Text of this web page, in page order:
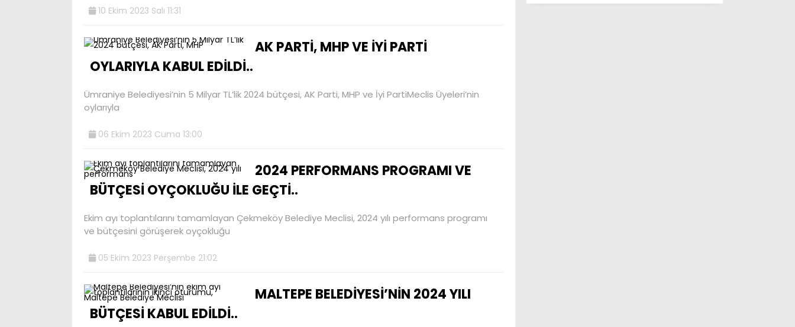
10 Ekim 2023 Salı 11:31
AK PARTİ, MHP VE İYİ PARTİ
OYLARIYLA KABUL EDİLDİ..
Ümraniye Belediyesi’nin 5 Milyar TL’lik 2024 bütçesi, AK Parti, MHP ve İyi PartiMeclis Üyeleri’nin
oylarıyla
06 Ekim 2023 Cuma 13:00
2024 PERFORMANS PROGRAMI VE
BÜTÇESİ OYÇOKLUĞU İLE GEÇTİ..
Ekim ayı toplantılarını tamamlayan Çekmeköy Belediye Meclisi, 2024 yılı performans programı
ve bütçesini görüşerek oyçokluğu
05 Ekim 2023 Perşembe 21:02
MALTEPE BELEDİYESİ’NİN 2024 YILI
BÜTÇESİ KABUL EDİLDİ..